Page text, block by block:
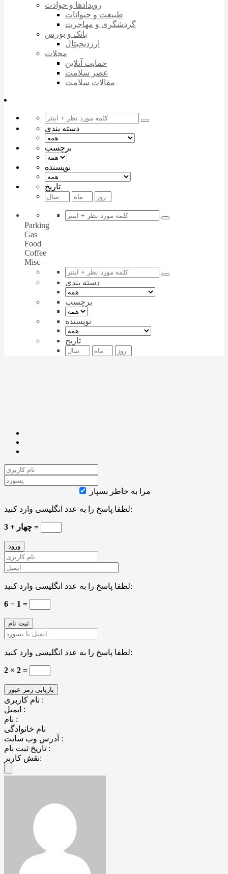
رویدادها و حوادث
طبیعت و حیوانات
گردشگری و مهاجرت
بانک و بورس
ارزدیجیتال
مجلات
حمایت آنلاین
عصر سلامت
مقالات سلامت
دسته بندی
برچسب
نویسنده
تاریخ
Parking
Gas
Food
Coffee
Misc
دسته بندی
برچسب
نویسنده
تاریخ
مرا به خاطر بسپار
لطفا پاسخ را به عدد انگلیسی وارد کنید:
3 + چهار =
لطفا پاسخ را به عدد انگلیسی وارد کنید:
6 − 1 =
لطفا پاسخ را به عدد انگلیسی وارد کنید:
2 × 2 =
نام کاربری :
ایمیل :
نام :
نام خانوادگی
آدرس وب سایت :
تاریخ ثبت نام :
نقش کاربر: